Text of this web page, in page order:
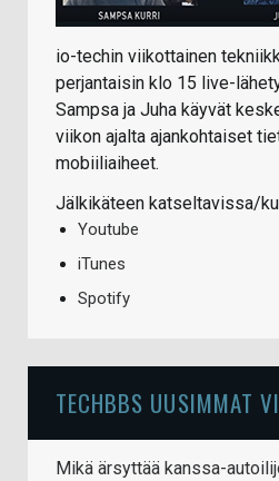
io-techin viikottainen
perjantaisin klo 15 live-
Sampsa ja Juha käyvät
viikon ajalta ajankohtaiset
mobiiliaiheet.
Jälkikäteen katseltavissa/
Youtube
iTunes
Spotify
TECHBBS UUSIMMAT
Mikä ärsyttää kanssa-